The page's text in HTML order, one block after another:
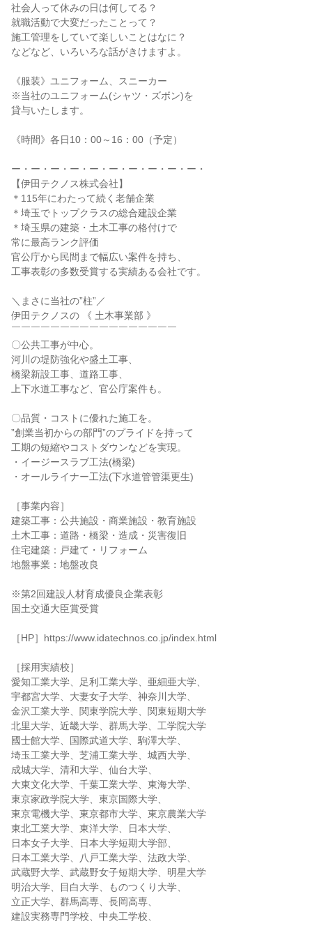
社会人って休みの日は何してる？
就職活動で大変だったことって？
施工管理をしていて楽しいことはなに？
などなど、いろいろな話がきけますよ。
《服装》ユニフォーム、スニーカー
※当社のユニフォーム(シャツ・ズボン)を
貸与いたします。
《時間》各日10：00～16：00（予定）
ー・ー・ー・ー・ー・ー・ー・ー・ー・ー・
【伊田テクノス株式会社】
＊115年にわたって続く老舗企業
＊埼玉でトップクラスの総合建設企業
＊埼玉県の建築・土木工事の格付けで
常に最高ランク評価
官公庁から民間まで幅広い案件を持ち、
工事表彰の多数受賞する実績ある会社です。
＼まさに当社の”柱”／
伊田テクノスの 《 土木事業部 》
￣￣￣￣￣￣￣￣￣￣￣￣￣￣￣￣￣
〇公共工事が中心。
河川の堤防強化や盛土工事、
橋梁新設工事、道路工事、
上下水道工事など、官公庁案件も。
〇品質・コストに優れた施工を。
”創業当初からの部門”のプライドを持って
工期の短縮やコストダウンなどを実現。
・イージースラブ工法(橋梁)
・オールライナー工法(下水道管管渠更生)
［事業内容］
建築工事：公共施設・商業施設・教育施設
土木工事：道路・橋梁・造成・災害復旧
住宅建築：戸建て・リフォーム
地盤事業：地盤改良
※第2回建設人材育成優良企業表彰
国土交通大臣賞受賞
［HP］https://www.idatechnos.co.jp/index.html
［採用実績校］
愛知工業大学、足利工業大学、亜細亜大学、
宇都宮大学、大妻女子大学、神奈川大学、
金沢工業大学、関東学院大学、関東短期大学
北里大学、近畿大学、群馬大学、工学院大学
國士館大学、国際武道大学、駒澤大学、
埼玉工業大学、芝浦工業大学、城西大学、
成城大学、清和大学、仙台大学、
大東文化大学、千葉工業大学、東海大学、
東京家政学院大学、東京国際大学、
東京電機大学、東京都市大学、東京農業大学
東北工業大学、東洋大学、日本大学、
日本女子大学、日本大学短期大学部、
日本工業大学、八戸工業大学、法政大学、
武蔵野大学、武蔵野女子短期大学、明星大学
明治大学、目白大学、ものつくり大学、
立正大学、群馬高専、長岡高専、
建設実務専門学校、中央工学校、